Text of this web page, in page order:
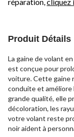
Produit Détails
La gaine de volant
est conçue pour
voiture. Cette gaine
conduite et améliore
grande qualité, elle
décoloration, les
votre volant reste
noir aident à